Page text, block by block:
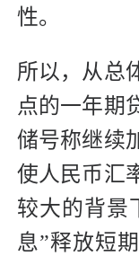
性。
所以，从总
点的一年期
储号称继续
使人民币汇
较大的背景
息”释放短